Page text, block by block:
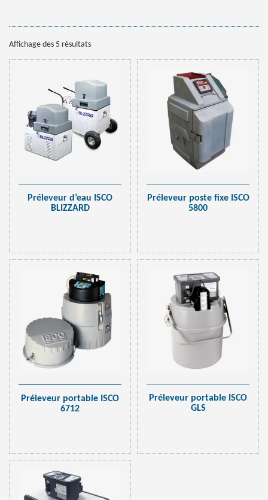
Affichage des 5 résultats
Préleveur d’eau ISCO
BLIZZARD
Préleveur poste fixe ISCO
5800
Préleveur portable ISCO
6712
Préleveur portable ISCO
GLS